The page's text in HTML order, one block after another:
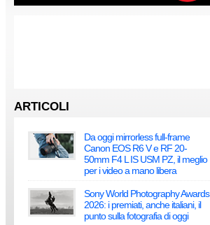
ARTICOLI
Da oggi mirrorless full-frame
Canon EOS R6 V e RF 20-
50mm F4 L IS USM PZ, il meglio
per i video a mano libera
Sony World Photography Awards
2026: i premiati, anche italiani, il
punto sulla fotografia di oggi